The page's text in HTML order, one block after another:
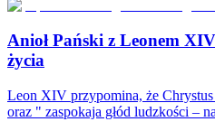
Anioł Pański z Leonem
życia
Leon XIV przypomina, że
oraz " zaspokaja głód ludzkości –